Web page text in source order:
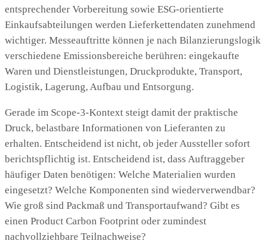
entsprechender Vorbereitung sowie ESG-orientierte
Einkaufsabteilungen werden Lieferkettendaten zunehmend
wichtiger. Messeauftritte können je nach Bilanzierungslogik
verschiedene Emissionsbereiche berühren: eingekaufte
Waren und Dienstleistungen, Druckprodukte, Transport,
Logistik, Lagerung, Aufbau und Entsorgung.
Gerade im Scope-3-Kontext steigt damit der praktische
Druck, belastbare Informationen von Lieferanten zu
erhalten. Entscheidend ist nicht, ob jeder Aussteller sofort
berichtspflichtig ist. Entscheidend ist, dass Auftraggeber
häufiger Daten benötigen: Welche Materialien wurden
eingesetzt? Welche Komponenten sind wiederverwendbar?
Wie groß sind Packmaß und Transportaufwand? Gibt es
einen Product Carbon Footprint oder zumindest
nachvollziehbare Teilnachweise?